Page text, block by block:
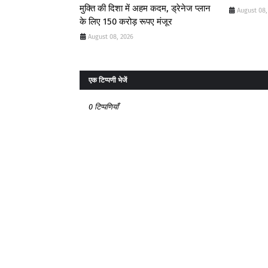
मुक्ति की दिशा में अहम कदम, ड्रेनेज प्लान
के लिए 150 करोड़ रूपए मंजूर
August 08, 2026
August
एक टिप्पणी भेजें
0 टिप्पणियाँ